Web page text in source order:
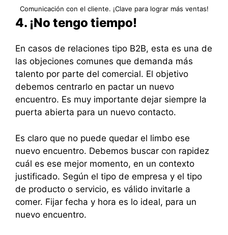
Comunicación con el cliente. ¡Clave para lograr más ventas!
4. ¡No tengo tiempo!
En casos de relaciones tipo B2B, esta es una de
las objeciones comunes que demanda más
talento por parte del comercial. El objetivo
debemos centrarlo en pactar un nuevo
encuentro. Es muy importante dejar siempre la
puerta abierta para un nuevo contacto.
Es claro que no puede quedar el limbo ese
nuevo encuentro. Debemos buscar con rapidez
cuál es ese mejor momento, en un contexto
justificado. Según el tipo de empresa y el tipo
de producto o servicio, es válido invitarle a
comer. Fijar fecha y hora es lo ideal, para un
nuevo encuentro.